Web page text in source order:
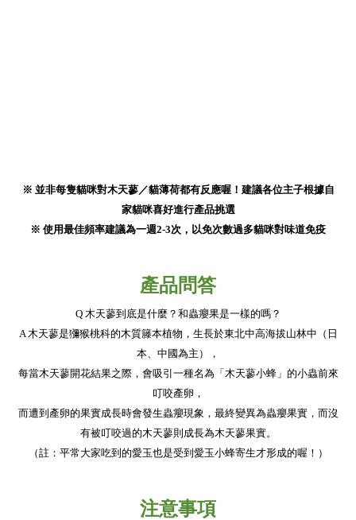
※ 並非每隻貓咪對木天蓼／貓薄荷都有反應喔！建議各位主子根據自
家貓咪喜好進行產品挑選
※ 使用最佳頻率建議為一週2-3次，以免次數過多貓咪對味道免疫
產品問答
Q 木天蓼到底是什麼？和蟲癭果是一樣的嗎？
A 木天蓼是獼猴桃科的木質籐本植物，生長於東北中高海拔山林中（日
本、中國為主），
每當木天蓼開花結果之際，會吸引一種名為「木天蓼小蜂」的小蟲前來
叮咬產卵，
而遭到產卵的果實成長時會發生蟲癭現象，最終變異為蟲癭果實，而沒
有被叮咬過的木天蓼則成長為木天蓼果實。
（註：平常大家吃到的愛玉也是受到愛玉小蜂寄生才形成的喔！）
注意事項